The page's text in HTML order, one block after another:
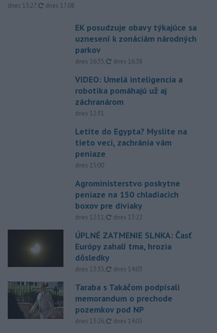
dnes 15:27, aktualizované
dnes 17:08
EK posudzuje obavy týkajúce sa
uznesení k zonáciám národných
parkov
dnes 16:35, aktualizované
dnes 16:38
VIDEO: Umelá inteligencia a
robotika pomáhajú už aj
záchranárom
dnes 12:31
Letíte do Egypta? Myslite na
tieto veci, zachránia vám
peniaze
dnes 15:00
Agroministerstvo poskytne
peniaze na 150 chladiacich
boxov pre diviaky
dnes 12:11, aktualizované
dnes 13:22
ÚPLNÉ ZATMENIE SLNKA: Časť
Európy zahalí tma, hrozia
dôsledky
dnes 13:35, aktualizované
dnes 14:03
Taraba s Takáčom podpísali
memorandum o prechode
pozemkov pod NP
dnes 13:26, aktualizované
dnes 14:05